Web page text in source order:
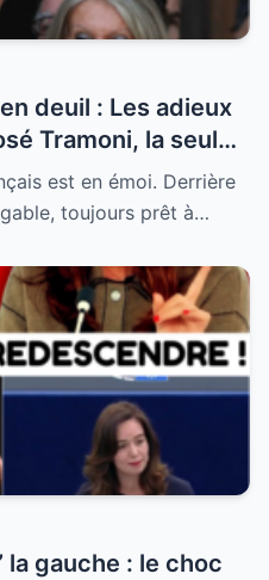
deuil : Les adieux
Tramoni, la seule
épousée
est en émoi. Derrière
toujours prêt à…
la gauche : le choc